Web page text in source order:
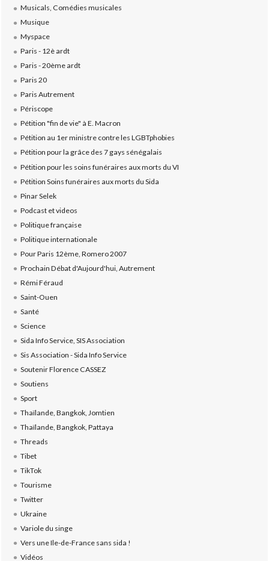
Musicals, Comédies musicales
Musique
Myspace
Paris - 12è ardt
Paris - 20ème ardt
Paris 20
Paris Autrement
Périscope
Pétition "fin de vie" à E. Macron
Pétition au 1er ministre contre les LGBTphobies
Pétition pour la grâce des 7 gays sénégalais
Pétition pour les soins funéraires aux morts du VI
Pétition Soins funéraires aux morts du Sida
Pinar Selek
Podcast et videos
Politique française
Politique internationale
Pour Paris 12ème, Romero 2007
Prochain Débat d'Aujourd'hui, Autrement
Rémi Féraud
Saint-Ouen
Santé
Science
Sida Info Service, SIS Association
Sis Association - Sida Info Service
Soutenir Florence CASSEZ
Soutiens
Sport
Thaïlande, Bangkok, Jomtien
Thaïlande, Bangkok, Pattaya
Threads
Tibet
TikTok
Tourisme
Twitter
Ukraine
Variole du singe
Vers une Ile-de-France sans sida !
Vidéos